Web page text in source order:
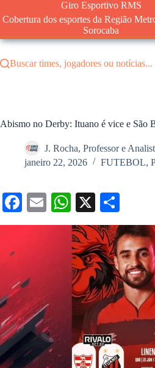
para
conteúdo
Giro Esportivo RMS
Cobertura dos esportes da Região
Sorocaba
Buscar times, jogadores ou notícias...
Abismo no Derby: Ituano é vice e São
J. Rocha, Professor e
janeiro 22, 2026
FUTEBOL,
Fa
ce
E
m
W
ha
ts
A
pp
X
ha
re